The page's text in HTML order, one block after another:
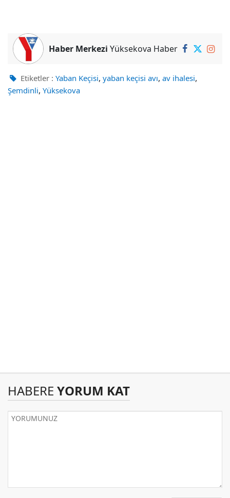
Haber Merkezi Yüksekova Haber
Etiketler : Yaban Keçisi, yaban keçisi avı, av ihalesi,
Şemdinli, Yüksekova
HABERE YORUM KAT